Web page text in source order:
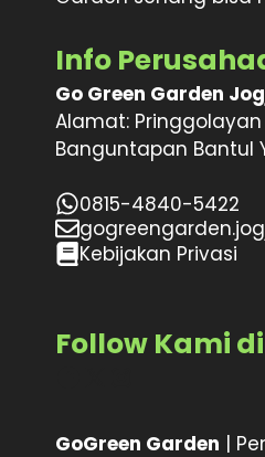
Info
Go Green Garden
Alamat: Pringgolayan
Banguntapan Bantul
0815-4840-5422
Kebijakan Privasi
Follow Kami di
GoGreen Garden |